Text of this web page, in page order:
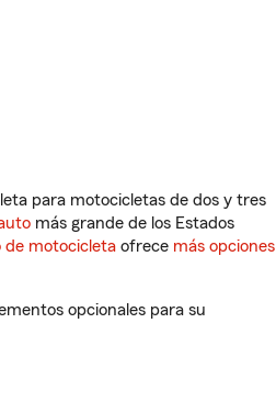
para motocicletas de dos y tres
más grande de los Estados
de motocicleta ofrece más opciones
opcionales para su